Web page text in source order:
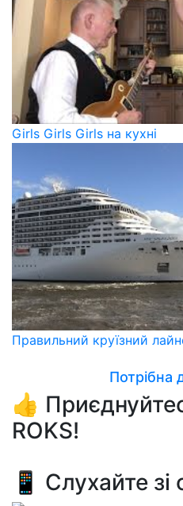
Girls Girls Girls на кухні
Правильний круїзний
Потрібна
👍
ROKS!
📱 Слухайте